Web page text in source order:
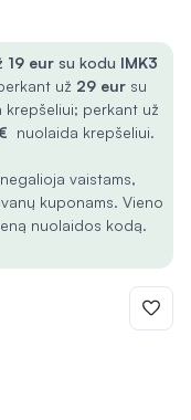
19 eur su kodu IMK3
už 29 eur su
krepšeliui; perkant už
nuolaida krepšeliui.
vaistams,
kuponams. Vieno
nuolaidos kodą.